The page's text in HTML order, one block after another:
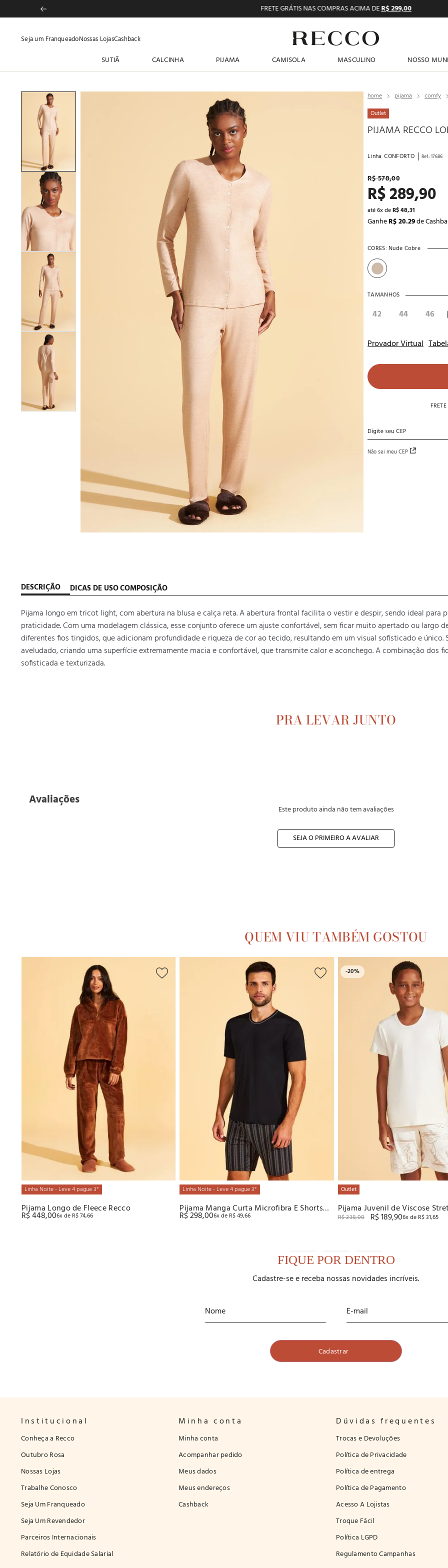
FRETE GRÁTIS NAS COMPRAS ACIMA DER$ 299,00
Seja um FranqueadoNossas LojasCashback
SUTIÃ CALCINHA PIJAMA CAMISOLA MASCULINO NOSSO
pijama comfy
Outlet
PIJAMA RECCO
Linha CONFORTO Ref.:17686
R$578,00
R$289,90
até6x deR$48,31
GanheR$ 20.29de
CORES: Nude Cobre
TAMANHOS
42 46
44
Provador Virtual
Não sei meu CEP
DESCRIÇÃO DICAS DE USOCOMPOSIÇÃO
Pijama longo em tricot light, com abertura na blusa e calça reta. A abertura frontal facilita o vestir e despir, sendo ideal para
praticidade. Com uma modelagem clássica, esse conjunto oferece um ajuste confortável, sem ficar muito apertado ou largo
diferentes fios tingidos, que adicionam profundidade e riqueza de cor ao tecido, resultando em um visual sofisticado e
aveludado, criando uma superfície extremamente macia e confortável, que transmite calor e aconchego. A combinação dos
sofisticada e texturizada.
PRA LEVARJUNTO
Avaliações
Este produto ainda não tem avaliações
SEJA O PRIMEIRO A AVALIAR
QUEM VIU TAMBÉM GOSTOU
Linha Noite - Leve 4 pague 3*
Pijama Longo de Fleece Recco
R$448,006x de R$74,66
Linha Noite - Leve 4 pague 3*
Pijama Manga Curta Microfibra E Shorts
Supermicro Recco
R$298,006x de R$49,66
-20%
Outlet
Pijama Juvenil de Viscose
R$238,00 R$189,906x de R$31,65
FIQUE POR DENTRO
Cadastre-se e receba nossas novidades incríveis.
Institucional
Conheça a Recco
Outubro Rosa
Nossas Lojas
Trabalhe Conosco
Seja Um Franqueado
Seja Um Revendedor
Parceiros Internacionais
Relatório de Equidade Salarial
Minha conta
Minha conta
Acompanhar pedido
Meus dados
Meus endereços
Cashback
Dúvidas frequentes
Trocas e Devoluções
Política de Privacidade
Política de entrega
Política de Pagamento
Acesso A Lojistas
Troque Fácil
Política LGPD
Regulamento Campanhas
1º pijama feminino
2º shortdoll
º
10